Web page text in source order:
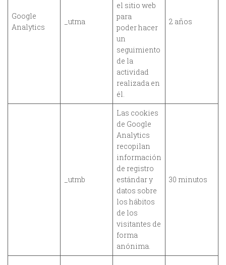
Google
Analytics
_utma
el sitio web
para
poder hacer
un
seguimiento
de la
actividad
realizada en
él.
2 años
_utmb
Las cookies
de Google
Analytics
recopilan
información
de registro
estándar y
datos sobre
los hábitos
de los
visitantes de
forma
anónima.
30 minutos